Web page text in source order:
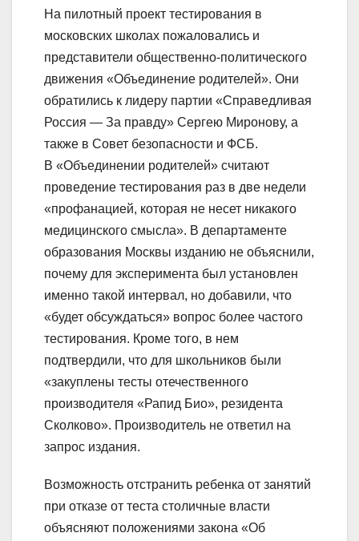
На пилотный проект тестирования в
московских школах пожаловались и
представители общественно-политического
движения «Объединение родителей». Они
обратились к лидеру партии «Справедливая
Россия — За правду» Сергею Миронову, а
также в Совет безопасности и ФСБ.
В «Объединении родителей» считают
проведение тестирования раз в две недели
«профанацией, которая не несет никакого
медицинского смысла». В департаменте
образования Москвы изданию не объяснили,
почему для эксперимента был установлен
именно такой интервал, но добавили, что
«будет обсуждаться» вопрос более частого
тестирования. Кроме того, в нем
подтвердили, что для школьников были
«закуплены тесты отечественного
производителя «Рапид Био», резидента
Сколково». Производитель не ответил на
запрос издания.
Возможность отстранить ребенка от занятий
при отказе от теста столичные власти
объясняют положениями закона «Об